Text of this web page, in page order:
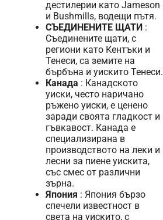
дестилерии като Jameson
и Bushmills, водещи пътя.
СЪЕДИНЕНИТЕ ЩАТИ :
Съединените щати, с
региони като Кентъки и
Тенеси, са земите на
бърбъна и уискито Тенеси.
Канада : Канадското
уиски, често наричано
ръжено уиски, е ценено
заради своята гладкост и
гъвкавост. Канада е
специализирана в
производството на леки и
лесни за пиене уискита,
със смес от различни
зърна.
Япония : Япония бързо
спечели известност в
света на уискито, с